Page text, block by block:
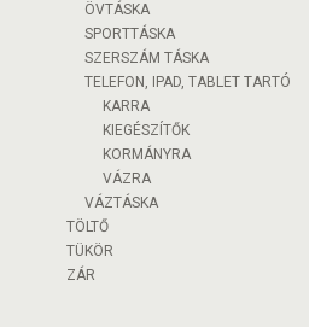
ÖVTÁSKA
SPORTTÁSKA
SZERSZÁM TÁSKA
TELEFON, IPAD, TABLET TARTÓ
KARRA
KIEGÉSZÍTŐK
KORMÁNYRA
VÁZRA
VÁZTÁSKA
TÖLTŐ
TÜKÖR
ZÁR